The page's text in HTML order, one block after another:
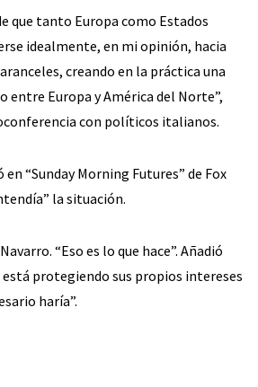
que tanto Europa como Estados
idealmente, en mi opinión, hacia
creando en la práctica una
entre Europa y América del Norte”,
con políticos italianos.
“Sunday Morning Futures” de Fox
la situación.
“Eso es lo que hace”. Añadió
protegiendo sus propios intereses
haría”.